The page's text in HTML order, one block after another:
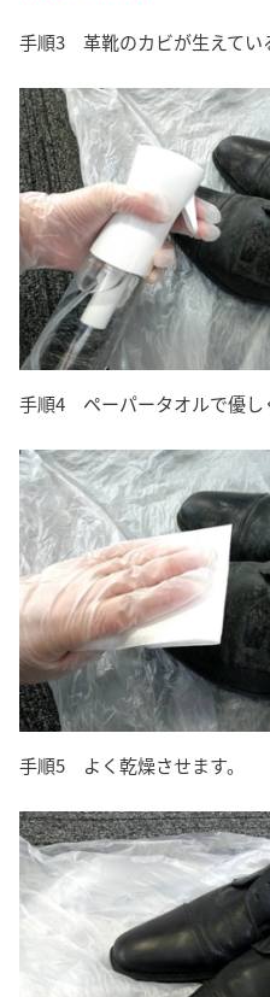
手順3 革靴のカビが生えてい
手順4 ペーパータオルで優し
手順5 よく乾燥させます。